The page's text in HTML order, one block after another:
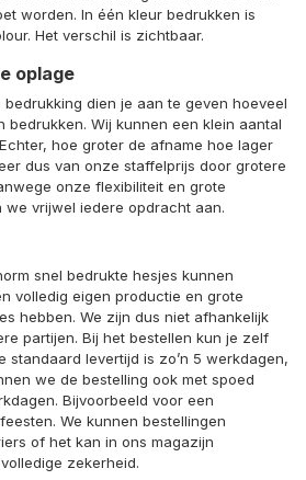
worden. In één kleur bedrukken is
Het verschil is zichtbaar.
oplage
dien je aan te geven hoeveel
bedrukken. Wij kunnen een klein aantal
hoe groter de afname hoe lager
dus van onze staffelprijs door grotere
onze flexibiliteit en grote
vrijwel iedere opdracht aan.
snel bedrukte hesjes kunnen
volledig eigen productie en grote
hebben. We zijn dus niet afhankelijk
partijen. Bij het bestellen kun je zelf
standaard levertijd is zo’n 5 werkdagen,
we de bestelling ook met spoed
Bijvoorbeeld voor een
We kunnen bestellingen
of het kan in ons magazijn
zekerheid.